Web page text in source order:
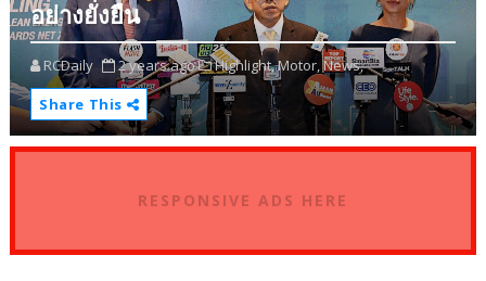
อย่างยั่งยืน
RCDaily 2 years ago Highlight,Motor,News,
Share This
RESPONSIVE ADS HERE